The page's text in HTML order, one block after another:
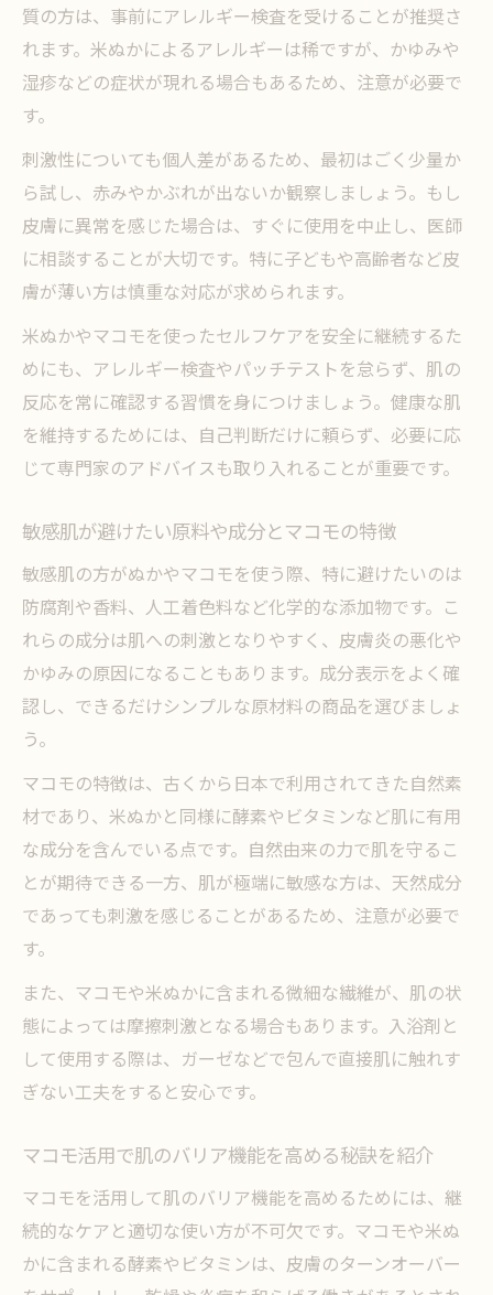
質の方は、事前にアレルギー検査を受けることが推奨さ
れます。米ぬかによるアレルギーは稀ですが、かゆみや
湿疹などの症状が現れる場合もあるため、注意が必要で
す。
刺激性についても個人差があるため、最初はごく少量か
ら試し、赤みやかぶれが出ないか観察しましょう。もし
皮膚に異常を感じた場合は、すぐに使用を中止し、医師
に相談することが大切です。特に子どもや高齢者など皮
膚が薄い方は慎重な対応が求められます。
米ぬかやマコモを使ったセルフケアを安全に継続するた
めにも、アレルギー検査やパッチテストを怠らず、肌の
反応を常に確認する習慣を身につけましょう。健康な肌
を維持するためには、自己判断だけに頼らず、必要に応
じて専門家のアドバイスも取り入れることが重要です。
敏感肌が避けたい原料や成分とマコモの特徴
敏感肌の方がぬかやマコモを使う際、特に避けたいのは
防腐剤や香料、人工着色料など化学的な添加物です。こ
れらの成分は肌への刺激となりやすく、皮膚炎の悪化や
かゆみの原因になることもあります。成分表示をよく確
認し、できるだけシンプルな原材料の商品を選びましょ
う。
マコモの特徴は、古くから日本で利用されてきた自然素
材であり、米ぬかと同様に酵素やビタミンなど肌に有用
な成分を含んでいる点です。自然由来の力で肌を守るこ
とが期待できる一方、肌が極端に敏感な方は、天然成分
であっても刺激を感じることがあるため、注意が必要で
す。
また、マコモや米ぬかに含まれる微細な繊維が、肌の状
態によっては摩擦刺激となる場合もあります。入浴剤と
して使用する際は、ガーゼなどで包んで直接肌に触れす
ぎない工夫をすると安心です。
マコモ活用で肌のバリア機能を高める秘訣を紹介
マコモを活用して肌のバリア機能を高めるためには、継
続的なケアと適切な使い方が不可欠です。マコモや米ぬ
かに含まれる酵素やビタミンは、皮膚のターンオーバー